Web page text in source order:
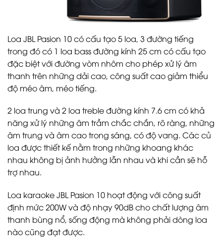
Loa JBL Pasion 10 có cấu tạo 5 loa, 3 đường tiếng
trong đó có 1 loa bass đường kính 25 cm có cấu tạo
đặc biệt với đường vòm nhôm cho phép xử lý âm
thanh trên những dải cao, công suất cao giảm thiểu
độ méo âm, méo tiếng.
2 loa trung và 2 loa treble đường kính 7.6 cm có khả
năng xử lý những âm trầm chắc chắn, rõ ràng, những
âm trung và âm cao trong sáng, có độ vang. Các củ
loa được thiết kế nằm trong những khoang khác
nhau không bị ảnh hưởng lẫn nhau và khi cần sẽ hỗ
trợ nhau.
Loa karaoke JBL Pasion 10 hoạt động với công suất
định mức 200W và độ nhạy 90dB cho chất lượng âm
thanh bùng nổ, sống động mà không phải dòng loa
nào cũng đạt được.